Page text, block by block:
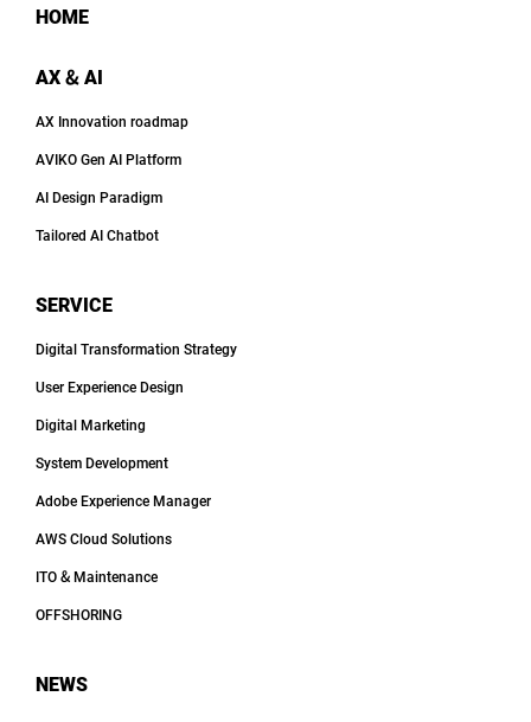
HOME
AX & AI
AX Innovation roadmap
AVIKO Gen AI Platform
AI Design Paradigm
Tailored AI Chatbot
SERVICE
Digital Transformation Strategy
User Experience Design
Digital Marketing
System Development
Adobe Experience Manager
AWS Cloud Solutions
ITO & Maintenance
OFFSHORING
NEWS